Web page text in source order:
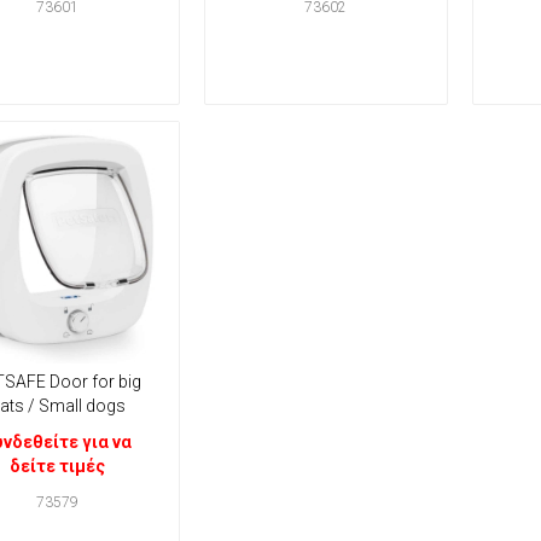
73601 73602
Door for big
/ Small dogs
για να
δείτε τιμές
73579